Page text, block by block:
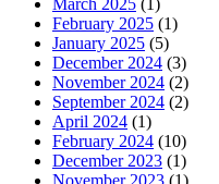
March 2025 (1)
February 2025 (1)
January 2025 (5)
December 2024 (3)
November 2024 (2)
September 2024 (2)
April 2024 (1)
February 2024 (10)
December 2023 (1)
November 2023 (1)